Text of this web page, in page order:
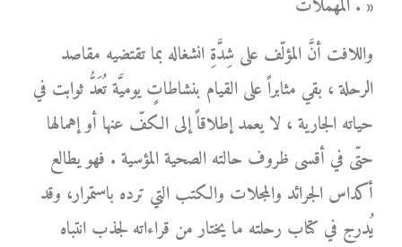
المهملات . »
واللافت أنَّ المؤلّف على شِدَّةِ انشغاله بما تقتضيه مقاصد
الرحلة ، بقي مثابراً على القيام بنشاطاتٍ يوميَّة تُعَدُّ ثوابت في
حياته الجارية ، لا يعمد إطلاقاً إلى الكفّ عنها أو إهمالها
حتّى في أقسى ظروف حالته الصحية المؤسية . فهو يطالع
أكداس الجرائد والمجلات والكتب التي ترده باستمرار، وقد
يُدرج في كتاب رحلته ما يختار من قراءاته لجذب انتباه